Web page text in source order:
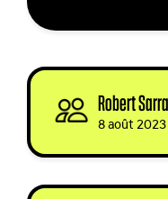
Robert
8 août 2023